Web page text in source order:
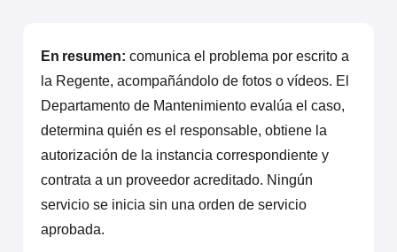
En resumen: comunica el problema por escrito a
la Regente, acompañándolo de fotos o vídeos. El
Departamento de Mantenimiento evalúa el caso,
determina quién es el responsable, obtiene la
autorización de la instancia correspondiente y
contrata a un proveedor acreditado. Ningún
servicio se inicia sin una orden de servicio
aprobada.